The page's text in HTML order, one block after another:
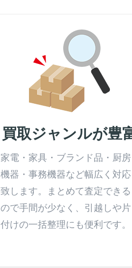
買取ジャンルが豊
家電・家具・ブランド品・厨房
機器・事務機器など幅広く対応
致します。まとめて査定できる
ので手間が少なく、引越しや片
付けの一括整理にも便利です。